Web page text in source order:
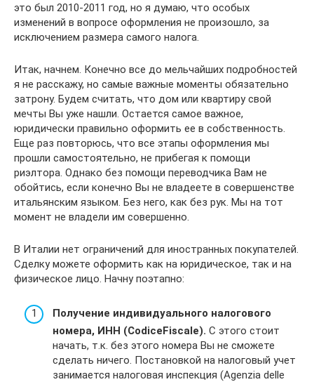
это был 2010-2011 год, но я думаю, что особых
изменений в вопросе оформления не произошло, за
исключением размера самого налога.
Итак, начнем. Конечно все до мельчайших подробностей
я не расскажу, но самые важные моменты обязательно
затрону. Будем считать, что дом или квартиру свой
мечты Вы уже нашли. Остается самое важное,
юридически правильно оформить ее в собственность.
Еще раз повторюсь, что все этапы оформления мы
прошли самостоятельно, не прибегая к помощи
риэлтора. Однако без помощи переводчика Вам не
обойтись, если конечно Вы не владеете в совершенстве
итальянским языком. Без него, как без рук. Мы на тот
момент не владели им совершенно.
В Италии нет ограничений для иностранных покупателей.
Сделку можете оформить как на юридическое, так и на
физическое лицо. Начну поэтапно:
Получение индивидуального налогового
номера, ИНН (CodiceFiscale). С этого стоит
начать, т.к. без этого номера Вы не сможете
сделать ничего. Постановкой на налоговый учет
занимается налоговая инспекция (Agenzia delle